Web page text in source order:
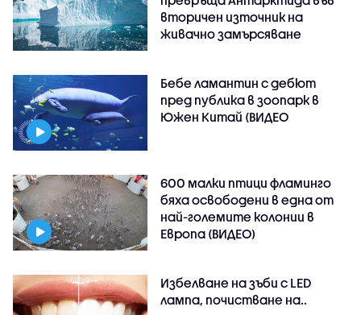
вторичен източник на
живачно замърсяване
Бебе ламантин с дебют
пред публика в зоопарк в
Южен Китай (ВИДЕО
600 малки птици фламинго
бяха освободени в една от
най-големите колонии в
Европа (ВИДЕО)
Избелване на зъби с LED
лампа, почистване на..